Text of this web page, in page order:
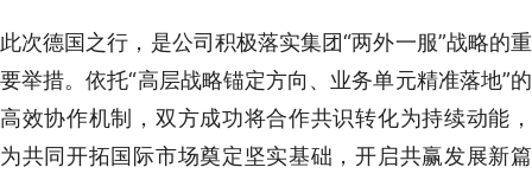
此次德国之行，是公司积极落实集团“两外一服”战略的重
要举措。依托“高层战略锚定方向、业务单元精准落地”的
高效协作机制，双方成功将合作共识转化为持续动能，
为共同开拓国际市场奠定坚实基础，开启共赢发展新篇